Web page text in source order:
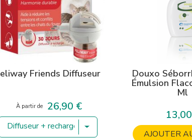
Friends Diffuseur
À partir de Prix
26,90 €
Diffuseur + recharge de 48 ml
Douxo
Émulsion
Ml
AJOUTER